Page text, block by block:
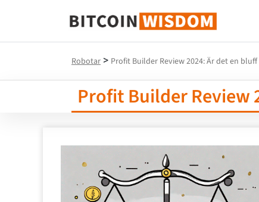
Bitcoin Wisdom
Robotar > Profit Builder Review 2024: Är det en
Profit Builder Review